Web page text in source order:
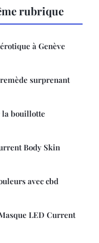
rubrique
à Genève
surprenant
la bouillotte
Body Skin
avec cbd
LED Current